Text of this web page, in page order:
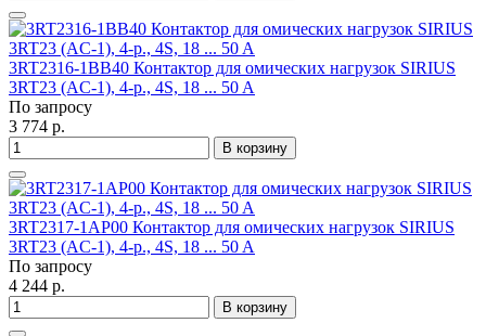
3RT2316-1BB40 Контактор для омических нагрузок SIRIUS
3RT23 (AC-1), 4-p., 4S, 18 ... 50 A
По запросу
3 774 р.
В корзину
3RT2317-1AP00 Контактор для омических нагрузок SIRIUS
3RT23 (AC-1), 4-p., 4S, 18 ... 50 A
По запросу
4 244 р.
В корзину